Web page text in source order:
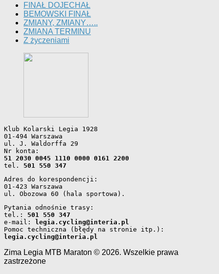
FINAŁ DOJECHAŁ
BEMOWSKI FINAŁ
ZMIANY, ZMIANY…..
ZMIANA TERMINU
Z życzeniami
Klub Kolarski Legia 1928
01-494 Warszawa
ul. J. Waldorffa 29
Nr konta:
51 2030 0045 1110 0000 0161 2200
tel. 501 550 347
Adres do korespondencji:
01-423 Warszawa
ul. Obozowa 60 (hala sportowa).
Pytania odnośnie trasy:
tel.: 501 550 347
e-mail: legia.cycling@interia.pl
Pomoc techniczna (błędy na stronie itp.):
legia.cycling@interia.pl
Zima Legia MTB Maraton © 2026. Wszelkie prawa
zastrzeżone